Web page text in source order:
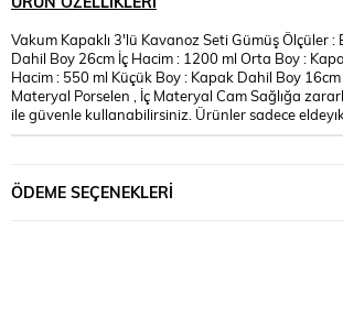
Vakum Kapaklı 3'lü Kavanoz Seti Gümüş Ölçüler :
Dahil Boy 26cm İç Hacim : 1200 ml Orta Boy :
Hacim : 550 ml Küçük Boy : Kapak Dahil Boy 16cm
Materyal Porselen , İç Materyal Cam Sağlığa
ile güvenle kullanabilirsiniz. Ürünler sadece
ÖDEME SEÇENEKLERI